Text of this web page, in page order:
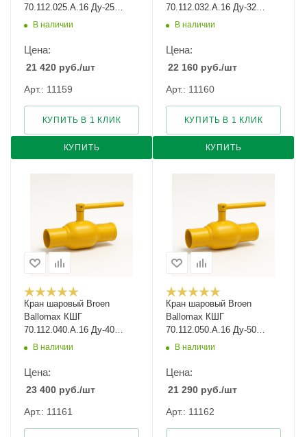
70.112.025.А.16 Ду-25
Ру-16
В наличии
Цена:
21 420 руб./шт
Арт.: 11159
КУПИТЬ
КУПИТЬ В 1 КЛИК
70.112.032.А.16 Ду-32
Ру-16
В наличии
Цена:
22 160 руб./шт
Арт.: 11160
КУПИТЬ
КУПИТЬ В 1 КЛИК
Кран шаровый Broen
Ballomax КШГ
70.112.040.А.16 Ду-40
Ру-16
В наличии
Цена:
23 400 руб./шт
Арт.: 11161
Кран шаровый Broen
Ballomax КШГ
70.112.050.А.16 Ду-50
Ру-16
В наличии
Цена:
21 290 руб./шт
Арт.: 11162